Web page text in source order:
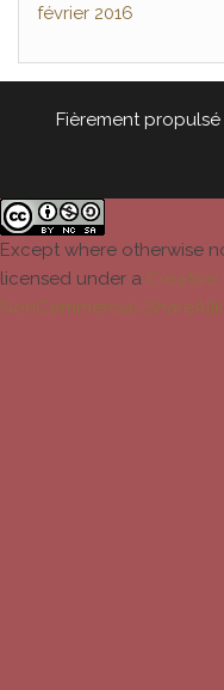
février 2016
Fièrement
Except where otherwise
licensed under a Creative
NonCommercial-